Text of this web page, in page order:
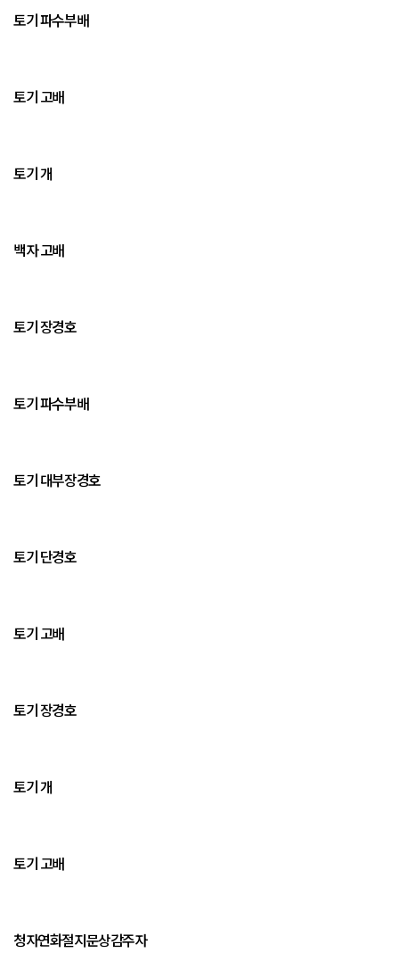
토기 파수부배
토기 고배
토기 개
백자 고배
토기 장경호
토기 파수부배
토기 대부장경호
토기 단경호
토기 고배
토기 장경호
토기 개
토기 고배
청자연화절지문상감주자